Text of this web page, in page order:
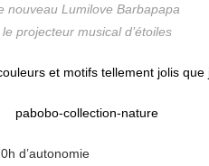
nouveau Lumilove Barbapapa
projecteur musical d’étoiles
et motifs tellement jolis
d’autonomie